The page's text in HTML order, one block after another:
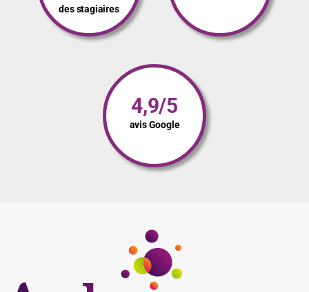
des stagiaires
4,9/5
avis Google